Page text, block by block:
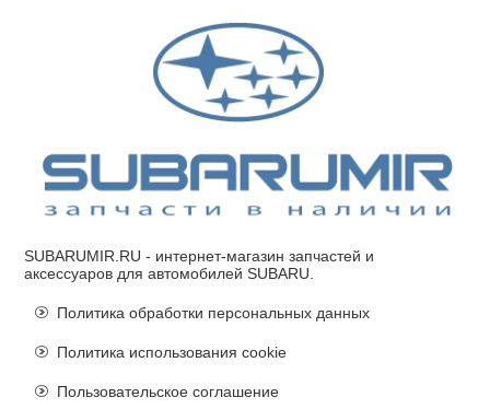
SUBARUMIR.RU - интернет-магазин запчастей и
аксессуаров для автомобилей SUBARU.
Политика обработки персональных данных
Политика использования cookie
Пользовательское соглашение